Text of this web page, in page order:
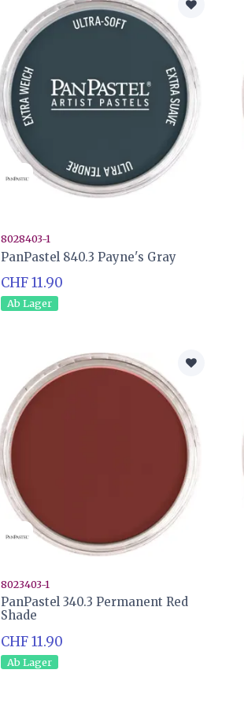
8028403-1
PanPastel 840.3 Payne's Gray
CHF 11.90
Ab Lager
8023403-1
PanPastel 340.3 Permanent Red
Shade
CHF 11.90
Ab Lager